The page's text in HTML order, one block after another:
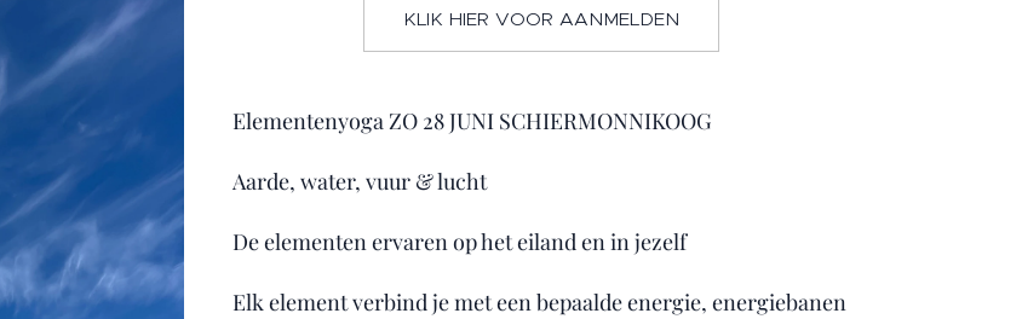
KLIK HIER VOOR AANMELDEN
Elementenyoga ZO 28 JUNI SCHIERMONNIKOOG
Aarde, water, vuur & lucht
De elementen ervaren op het eiland en in jezelf
Elk element verbind je met een bepaalde energie, energiebanen